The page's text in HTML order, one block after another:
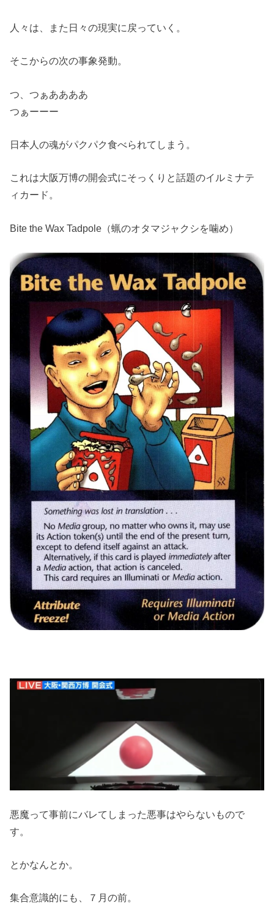
人々は、また日々の現実に戻っていく。
そこからの次の事象発動。
つ、つぁああああ
つぁーーー
日本人の魂がパクパク食べられてしまう。
これは大阪万博の開会式にそっくりと話題のイルミナテ
ィカード。
Bite the Wax Tadpole（蝋のオタマジャクシを噛め）
悪魔って事前にバレてしまった悪事はやらないもので
す。
とかなんとか。
集合意識的にも、７月の前。